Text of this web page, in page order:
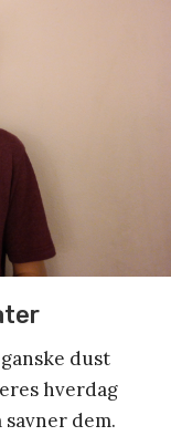
dust
hverdag
dem.